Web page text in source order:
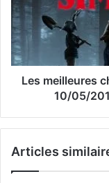
Les meilleures
10/05/
Articles